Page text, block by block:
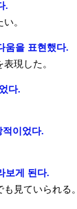
.
。
움을 표현했다.
現した。
다.
적이었다.
보게 된다.
見ていられる。